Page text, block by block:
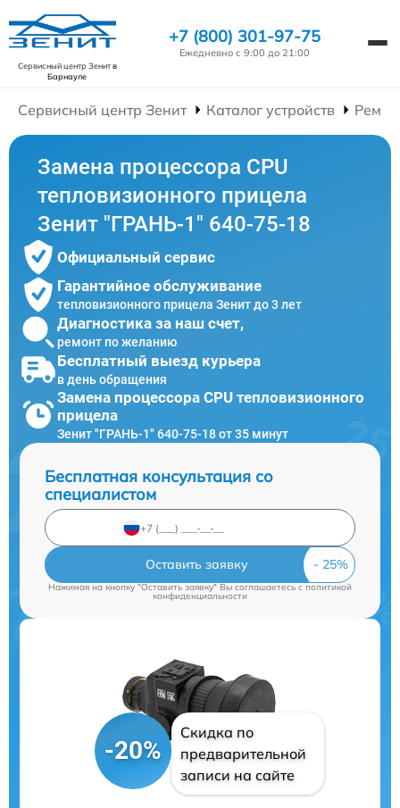
Сервисный центр Зенитв
Барнауле
+7 (800) 301-97-75
Ежедневно с 9:00 до 21:00
Сервисный центр Зенит Каталог устройств
Замена процессора CPU
тепловизионного прицела
Зенит "ГРАНЬ-1" 640-75-18
Официальный сервис
Гарантийное обслуживание
тепловизионного прицела Зенит до 3 лет
Диагностика за наш счет,
ремонт по желанию
Бесплатный выезд курьера
в день обращения
Замена процессора CPU тепловизионного
прицела
Зенит "ГРАНЬ-1" 640-75-18 от 35 минут
Бесплатная консультация со
специалистом
Оставить заявку
Нажимая на кнопку "Оставить заявку" Вы соглашаетесь cполитикой
конфиденциальности
-20%
Скидка по
предварительной
записи на сайте